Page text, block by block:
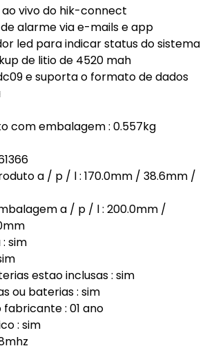
ao vivo do hik-connect
alarme via e-mails e app
led para indicar status do sistema
de litio de 4520 mah
e suporta o formato de dados
com embalagem : 0.557kg
a / p / l : 170.0mm / 38.6mm /
a / p / l : 200.0mm /
sim
estao inclusas : sim
ou baterias : sim
: 01 ano
: sim